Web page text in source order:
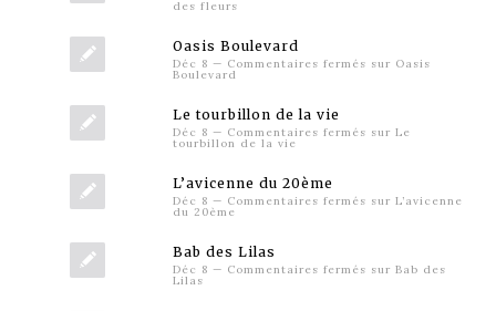
des fleurs
Oasis Boulevard
Déc 8 — Commentaires fermés sur Oasis
Boulevard
Le tourbillon de la vie
Déc 8 — Commentaires fermés sur Le
tourbillon de la vie
L’avicenne du 20ème
Déc 8 — Commentaires fermés sur L’avicenne
du 20ème
Bab des Lilas
Déc 8 — Commentaires fermés sur Bab des
Lilas